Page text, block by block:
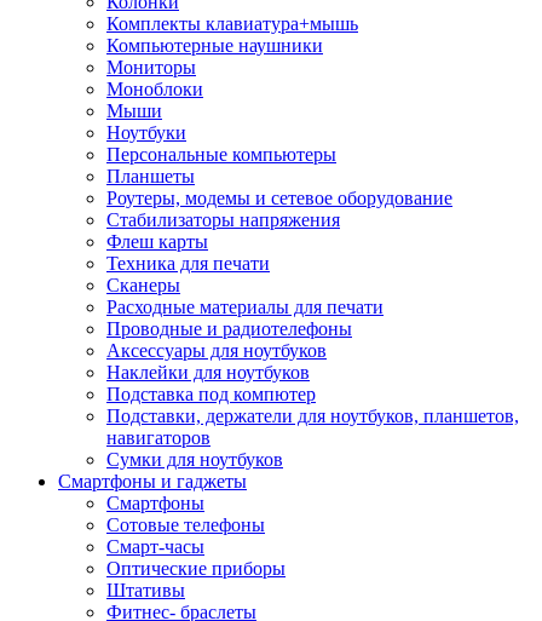
Комплекты клавиатура+мышь
Компьютерные наушники
Мониторы
Моноблоки
Мыши
Ноутбуки
Персональные компьютеры
Планшеты
Роутеры, модемы и сетевое оборудование
Стабилизаторы напряжения
Флеш карты
Техника для печати
Сканеры
Расходные материалы для печати
Проводные и радиотелефоны
Аксессуары для ноутбуков
Наклейки для ноутбуков
Подставка под компютер
Подставки, держатели для ноутбуков, планшетов,
навигаторов
Сумки для ноутбуков
Смартфоны и гаджеты
Смартфоны
Сотовые телефоны
Смарт-часы
Оптические приборы
Штативы
Фитнес- браслеты